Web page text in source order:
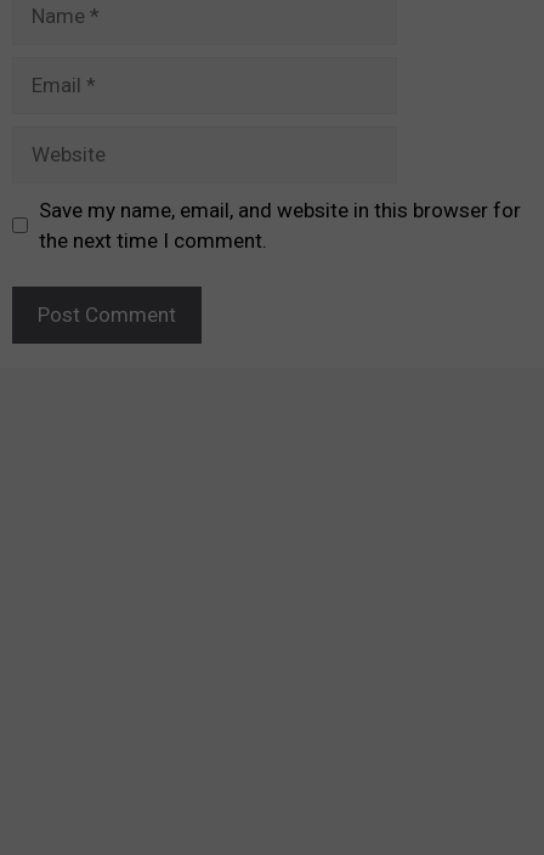
Save my name, email, and website in this browser for
the next time I comment.